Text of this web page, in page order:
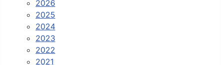
2026
2025
2024
2023
2022
2021